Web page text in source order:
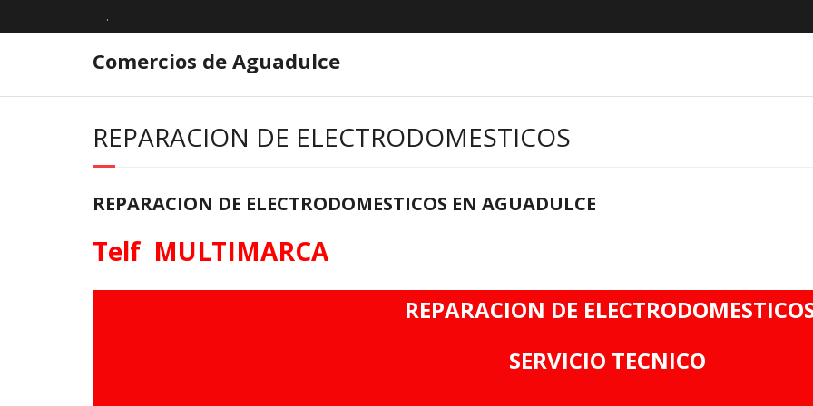
.
Comercios de Aguadulce
REPARACION DE ELECTRODOMESTICOS
REPARACION DE ELECTRODOMESTICOS EN AGUADULCE
Telf MULTIMARCA
REPARACION DE
SERVICIO TECNICO